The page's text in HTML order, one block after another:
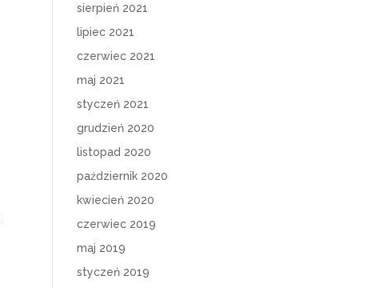
sierpień 2021
lipiec 2021
czerwiec 2021
maj 2021
styczeń 2021
grudzień 2020
listopad 2020
październik 2020
kwiecień 2020
czerwiec 2019
maj 2019
styczeń 2019